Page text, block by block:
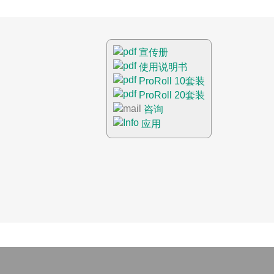
宣传册
使用说明书
ProRoll 10套装
ProRoll 20套装
咨询
应用